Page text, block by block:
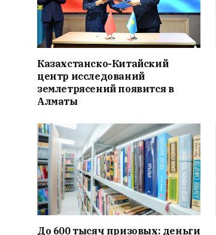
Казахстанско-Китайский
центр исследований
землетрясений появится в
Алматы
До 600 тысяч призовых: деньги